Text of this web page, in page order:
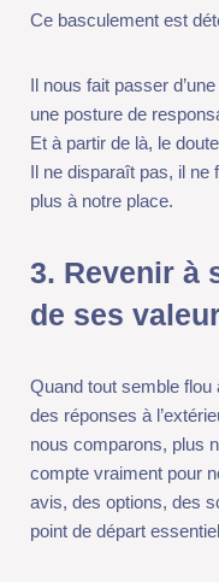
Il nous fait passer d’une
Et à partir de là, le
Il ne disparaît pas, il ne
à notre place.
3. Revenir à
de ses
Quand tout semble flou
comparons, plus nous
vraiment pour nous.
options, des scénarios…
essentiel : nous-mêmes.
Car une décision n’est